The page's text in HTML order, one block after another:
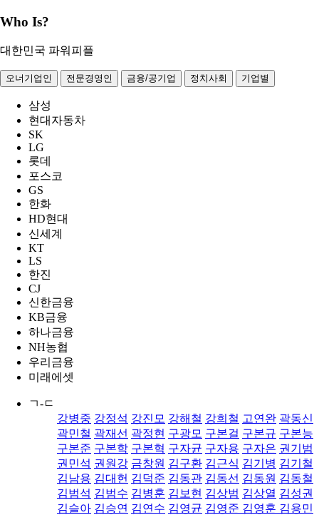
Who Is?
대한민국 파워피플
오너기업인 전문경영인 금융/공기업 정치사회 기업별
삼성
현대자동차
SK
LG
롯데
포스코
GS
한화
HD현대
신세계
KT
LS
한진
CJ
신한금융
KB금융
하나금융
NH농협
우리금융
미래에셋
ㄱ-ㄷ
강병중 강정석 강진모 강해철 강희철 고연완 곽동신
곽민철 곽재선 곽정현 구광모 구본걸 구본규 구본능
구본준 구본학 구본혁 구자균 구자용 구자은 권기범
권민석 권원강 금창원 김구환 김근식 김기병 김기철
김남용 김대헌 김덕준 김동관 김동선 김동원 김동철
김범석 김범수 김병훈 김보현 김상범 김상열 김성권
김슬아 김승연 김연수 김영균 김영준 김영훈 김용민